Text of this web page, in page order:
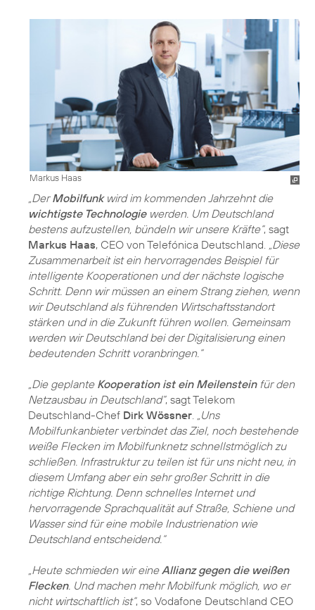
Markus Haas
„DerMobilfunkwird im kommenden Jahrzehnt die
wichtigste Technologiewerden. Um Deutschland
bestens aufzustellen, bündeln wir unsere Kräfte“, sagt
Markus Haas, CEO von Telefónica Deutschland. „Diese
Zusammenarbeit ist ein hervorragendes Beispiel für
intelligente Kooperationen und der nächste logische
Schritt. Denn wir müssen an einem Strang ziehen, wenn
wir Deutschland als führenden Wirtschaftsstandort
stärken und in die Zukunft führen wollen. Gemeinsam
werden wir Deutschland bei der Digitalisierung einen
bedeutenden Schritt voranbringen.“
„Die geplante Kooperation ist ein Meilensteinfür den
Netzausbau in Deutschland“, sagt Telekom
Deutschland-Chef Dirk Wössner. „Uns
Mobilfunkanbieter verbindet das Ziel, noch bestehende
weiße Flecken im Mobilfunknetz schnellstmöglich zu
schließen. Infrastruktur zu teilen ist für uns nicht neu, in
diesem Umfang aber ein sehr großer Schritt in die
richtige Richtung. Denn schnelles Internet und
hervorragende Sprachqualität auf Straße, Schiene und
Wasser sind für eine mobile Industrienation wie
Deutschland entscheidend.“
„Heute schmieden wir eineAllianz gegen die weißen
Flecken. Und machen mehr Mobilfunk möglich, wo er
nicht wirtschaftlich ist“, so Vodafone Deutschland CEO